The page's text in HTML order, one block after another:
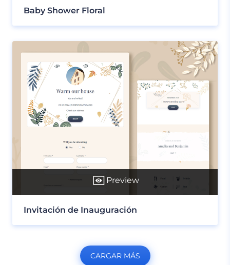
Baby Shower Floral
Preview
Invitación de Inauguración
CARGAR MÁS